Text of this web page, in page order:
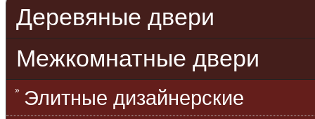
Деревяные двери
Межкомнатные двери
Элитные дизайнерские